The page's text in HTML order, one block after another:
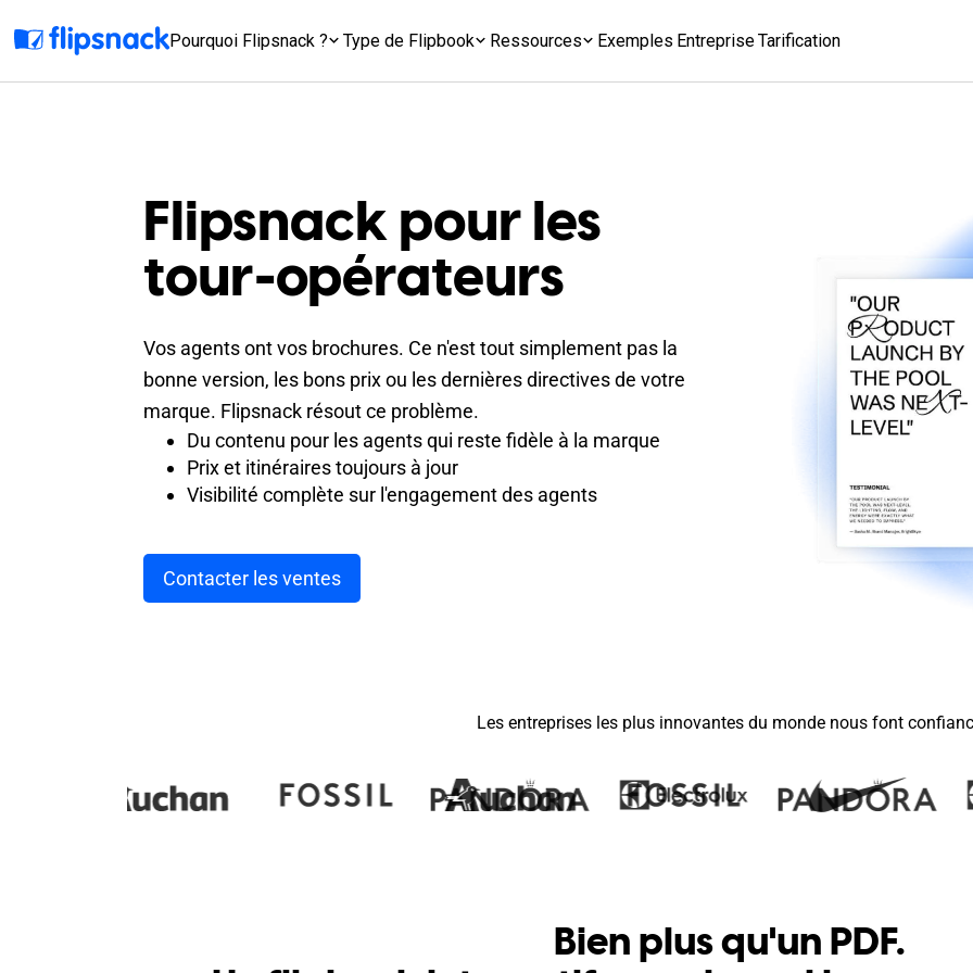
Pourquoi Flipsnack ? Type de Flipbook Ressources Exemples EntrepriseTarification
Flipsnack pour les
tour-opérateurs
Vos agents ont vos brochures. Ce n'est tout simplement pas la
bonne version, les bons prix ou les dernières directives de votre
marque. Flipsnack résout ce problème.
Du contenu pour les agents qui reste fidèle à la marque
Prix et itinéraires toujours à jour
Visibilité complète sur l'engagement des agents
Contacter les ventes
Les entreprises les plus innovantes du monde nous font
Bien plus qu'un PDF.